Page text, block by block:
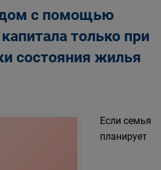
дом с помощью
только при
состояния жилья
Если семья
планирует